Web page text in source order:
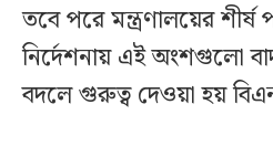
তবে পরে মন্ত্রণালয়ের
নির্দেশনায় এই অংশগুলো
বদলে গুরুত্ব দেওয়া হয়